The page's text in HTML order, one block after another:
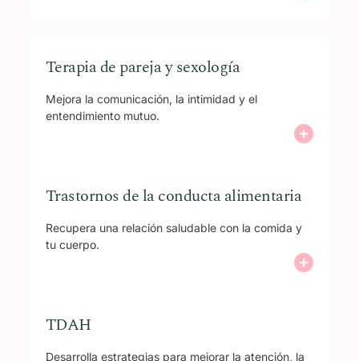
Terapia de pareja y sexología
Mejora la comunicación, la intimidad y el
entendimiento mutuo.
Trastornos de la conducta alimentaria
Recupera una relación saludable con la comida y
tu cuerpo.
TDAH
Desarrolla estrategias para mejorar la atención, la